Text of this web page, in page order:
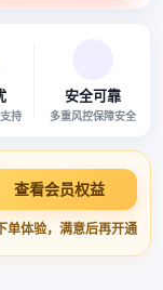
持
安全可靠
多重风控保障安全
查看会员权益
单体验，满意后再开通